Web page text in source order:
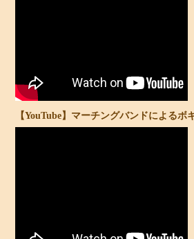
【YouTube】マーチングバンドによるボ